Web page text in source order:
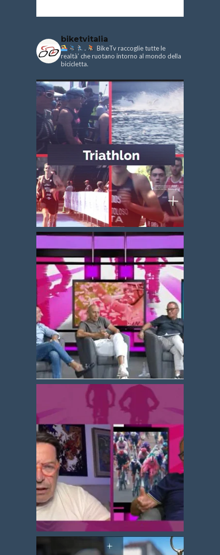
biketvitalia
.
BikeTv raccoglie tutte le
realtà’ che ruotano intorno al mondo della
bicicletta.